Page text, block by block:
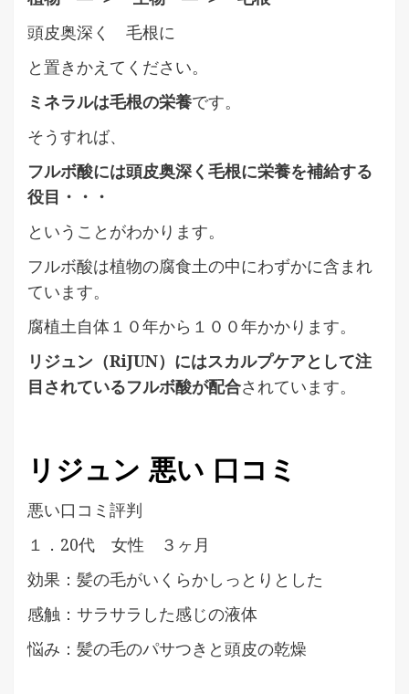
頭皮奥深く 毛根に
と置きかえてください。
ミネラルは毛根の栄養です。
そうすれば、
フルボ酸には頭皮奥深く毛根に栄養を補給する
役目・・・
ということがわかります。
フルボ酸は植物の腐食土の中にわずかに含まれ
ています。
腐植土自体１０年から１００年かかります。
リジュン（RiJUN）にはスカルプケアとして注
目されているフルボ酸が配合されています。
リジュン 悪い 口コミ
悪い口コミ評判
１．20代 女性 ３ヶ月
効果：髪の毛がいくらかしっとりとした
感触：サラサラした感じの液体
悩み：髪の毛のパサつきと頭皮の乾燥